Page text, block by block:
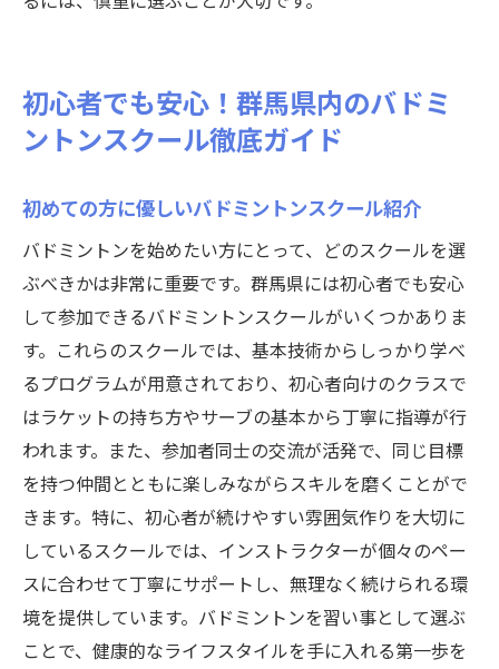
初心者でも安心！群馬県内のバドミ
ントンスクール徹底ガイド
初めての方に優しいバドミントンスクール紹介
バドミントンを始めたい方にとって、どのスクールを選
ぶべきかは非常に重要です。群馬県には初心者でも安心
して参加できるバドミントンスクールがいくつかありま
す。これらのスクールでは、基本技術からしっかり学べ
るプログラムが用意されており、初心者向けのクラスで
はラケットの持ち方やサーブの基本から丁寧に指導が行
われます。また、参加者同士の交流が活発で、同じ目標
を持つ仲間とともに楽しみながらスキルを磨くことがで
きます。特に、初心者が続けやすい雰囲気作りを大切に
しているスクールでは、インストラクターが個々のペー
スに合わせて丁寧にサポートし、無理なく続けられる環
境を提供しています。バドミントンを習い事として選ぶ
ことで、健康的なライフスタイルを手に入れる第一歩を